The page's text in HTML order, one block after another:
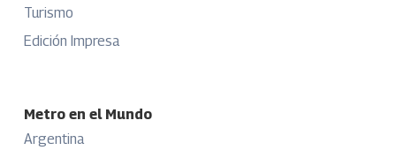
Turismo
Edición Impresa
Metro en el Mundo
Argentina